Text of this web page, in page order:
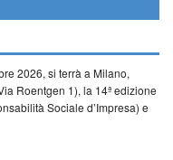
2026, si terrà a Milano,
Roentgen 1), la 14ª edizione
Sociale d’Impresa) e